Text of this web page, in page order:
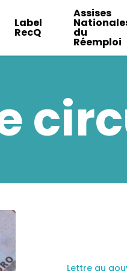
Label
RecQ
Assises
du
Réemploi
Lettre au